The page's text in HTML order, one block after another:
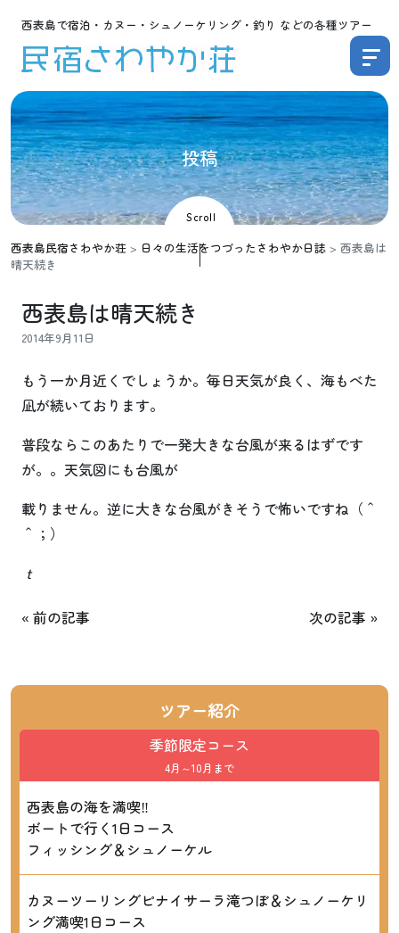
西表島で宿泊・カヌー・シュノーケリング・釣り などの各種ツアー
投稿
Scroll
西表島民宿さわやか荘 > 日々の生活をつづったさわやか日誌 > 西表島は
晴天続き
西表島は晴天続き
2014年9月11日
もう一か月近くでしょうか。毎日天気が良く、海もべた
凪が続いております。
普段ならこのあたりで一発大きな台風が来るはずです
が。。天気図にも台風が
載りません。逆に大きな台風がきそうで怖いですね（＾
＾；）
ｔ
« 前の記事 次の記事 »
ツアー紹介
季節限定コース
4月～10月まで
西表島の海を満喫‼
ボートで行く1日コース
フィッシング＆シュノーケル
カヌーツーリングピナイサーラ滝つぼ＆シュノーケリ
ング満喫1日コース